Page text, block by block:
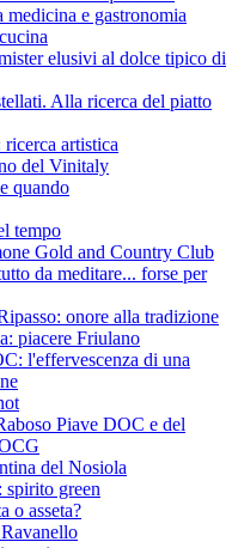
medicina e gastronomia
elusivi al dolce tipico di
Alla ricerca del piatto
ricerca artistica
del Vinitaly
quando
tempo
Gold and Country Club
da meditare... forse per
onore alla tradizione
piacere Friulano
l'effervescenza di una
Piave DOC e del
del Nosiola
spirito green
o asseta?